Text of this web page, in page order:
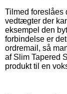
Tilmed foreslåes
vedtægter der
eksempel den
forbindelse er
ordremail, så
af Slim Tapered
produkt til en